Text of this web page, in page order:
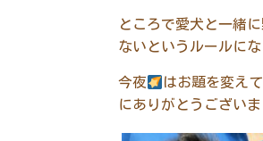
ところで愛犬と一緒
ないというルールに
今夜 はお題を変え
にありがとうござい